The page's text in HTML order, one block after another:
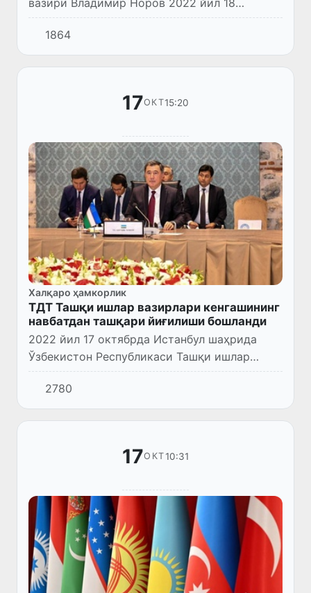
октябрь куни Душанбе шаҳрида
"Терроризмга қарши кураш ва террорчилар
ҳаракатланишининг олдини олиш учун
чегара...
1864
17ОКТ15:20
Халқаро ҳамкорлик
ТДТ Ташқи ишлар вазирлари кенгашининг
навбатдан ташқари йиғилиши бошланди
2022 йил 17 октябрда Истанбул шаҳрида
Ўзбекистон Республикаси Ташқи ишлар
вазири Владимир Норов бошчилигидаги
делегация Туркий давлатлар ташкилоти
(ТДТ) ташқи ишлар вазирларининг н...
2780
17ОКТ10:31